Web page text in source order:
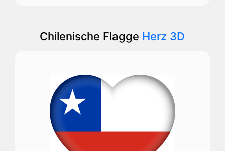
Chilenische Flagge Herz 3D